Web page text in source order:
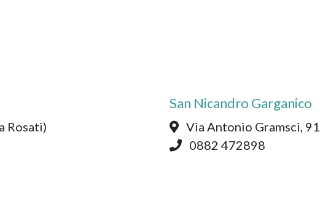
Rosati)
San Nicandro Garganico
Via Antonio Gramsci, 91
0882 472898